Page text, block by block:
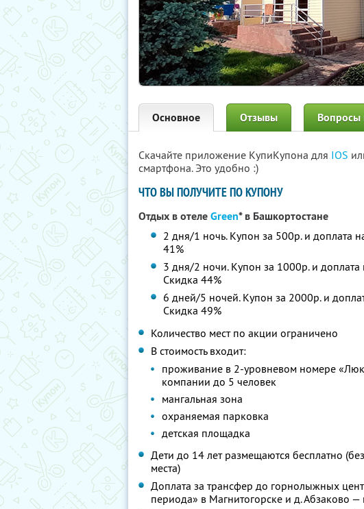
Основное Отзывы Вопросы
Скачайте приложение КупиКупона для IOS
смартфона. Это удобно :)
ЧТО ВЫ ПОЛУЧИТЕ ПО КУПОНУ
Отдых в отелеGreen* в Башкортостане
2 дня/1 ночь. Купон за 500р. и доплата
41%
3 дня/2 ночи. Купон за 1000р. и
Скидка 44%
6 дней/5 ночей. Купон за 2000р. и
Скидка 49%
Количество мест по акции ограничено
В стоимость входит:
проживание в 2-уровневом номере
компании до 5 человек
мангальная зона
охраняемая парковка
детская площадка
Дети до 14 лет размещаются бесплатно
места)
Доплата за трансфер до горнолыжных
периода» в Магнитогорске и д. Абзаково —